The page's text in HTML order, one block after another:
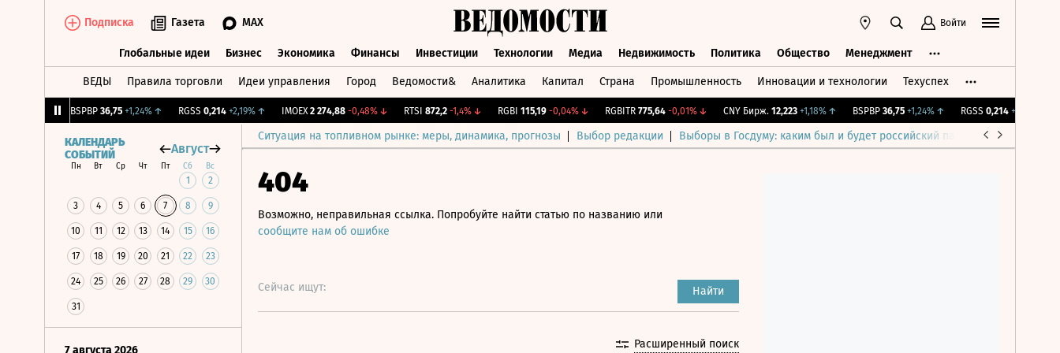
Подписка Газета MAX Войти
Глобальные идеи Бизнес Экономика Финансы Инвестиции Технологии Медиа Недвижимость Политика Общество Менеджмент
ВЕДЫ Правила торговли Идеи управления Город Ведомости& Аналитика Капитал Страна Промышленность Инновации и технологии Техуспех
BSPBP 36,75 +1,24%↑ RGSS 0,214 +2,19% ↑ IMOEX 2 274,88 -0,48%↓ RTSI 872,2 -1,4% ↓ RGBI 115,19 -0,04%↓ RGBITR 775,64 -0,01%↓ CNY Бирж. 12,223 +1,18%↑ BSPBP 36,75 +1,24%↑ RGSS 0,214 +2,19%
Ситуация на топливном рынке: меры, динамика, прогнозы Выбор редакции Выборы в Госдуму: каким был и будет российский парламент
КАЛЕНДАРЬ
СОБЫТИЙ
Август
Пн Вт Ср Чт Пт Сб Вс
1 2
3 4 5 6 7 8 9
10 11 12 13 14 15 16
17 18 19 20 21 22 23
24 25 26 27 28 29 30
31
7 августа 2026
404
Возможно, неправильная ссылка. Попробуйте найти статью по названию или
сообщите нам об ошибке
Сейчас ищут: Найти
Расширенный поиск